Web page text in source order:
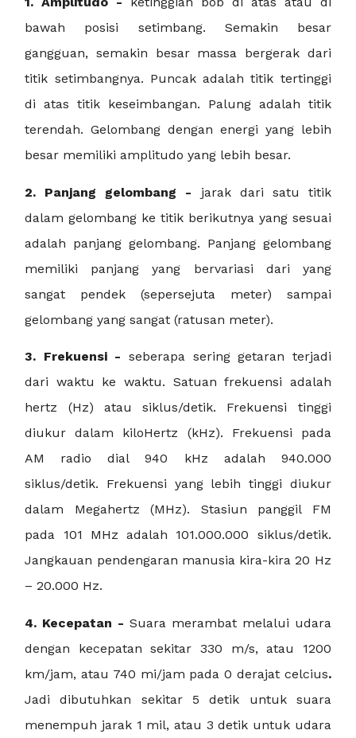
bawah posisi setimbang. Semakin besar
gangguan, semakin besar massa bergerak dari
titik setimbangnya. Puncak adalah titik tertinggi
di atas titik keseimbangan. Palung adalah titik
terendah. Gelombang dengan energi yang lebih
besar memiliki amplitudo yang lebih besar.
2. Panjang gelombang - jarak dari satu titik
dalam gelombang ke titik berikutnya yang sesuai
adalah panjang gelombang. Panjang gelombang
memiliki panjang yang bervariasi dari yang
sangat pendek (sepersejuta meter) sampai
gelombang yang sangat (ratusan meter).
3. Frekuensi - seberapa sering getaran terjadi
dari waktu ke waktu. Satuan frekuensi adalah
hertz (Hz) atau siklus/detik. Frekuensi tinggi
diukur dalam kiloHertz (kHz). Frekuensi pada
AM radio dial 940 kHz adalah 940.000
siklus/detik. Frekuensi yang lebih tinggi diukur
dalam Megahertz (MHz). Stasiun panggil FM
pada 101 MHz adalah 101.000.000 siklus/detik.
Jangkauan pendengaran manusia kira-kira 20 Hz
– 20.000 Hz.
4. Kecepatan - Suara merambat melalui udara
dengan kecepatan sekitar 330 m/s, atau 1200
km/jam, atau 740 mi/jam pada 0 derajat celcius.
Jadi dibutuhkan sekitar 5 detik untuk suara
menempuh jarak 1 mil, atau 3 detik untuk udara